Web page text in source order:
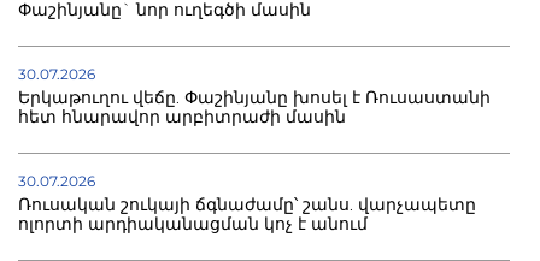
Փաշինյանը` նոր ուղեգծի մասին
30.07.2026
Երկաթուղու վեճը. Փաշինյանը խոսել է Ռուսաստանի
հետ հնարավոր արբիտրաժի մասին
30.07.2026
Ռուսական շուկայի ճգնաժամը՝ շանս. վարչապետը
ոլորտի արդիականացման կոչ է անում